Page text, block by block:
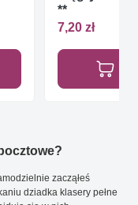
**
7,20 zł
zacząłeś
dziadka klasery pełne